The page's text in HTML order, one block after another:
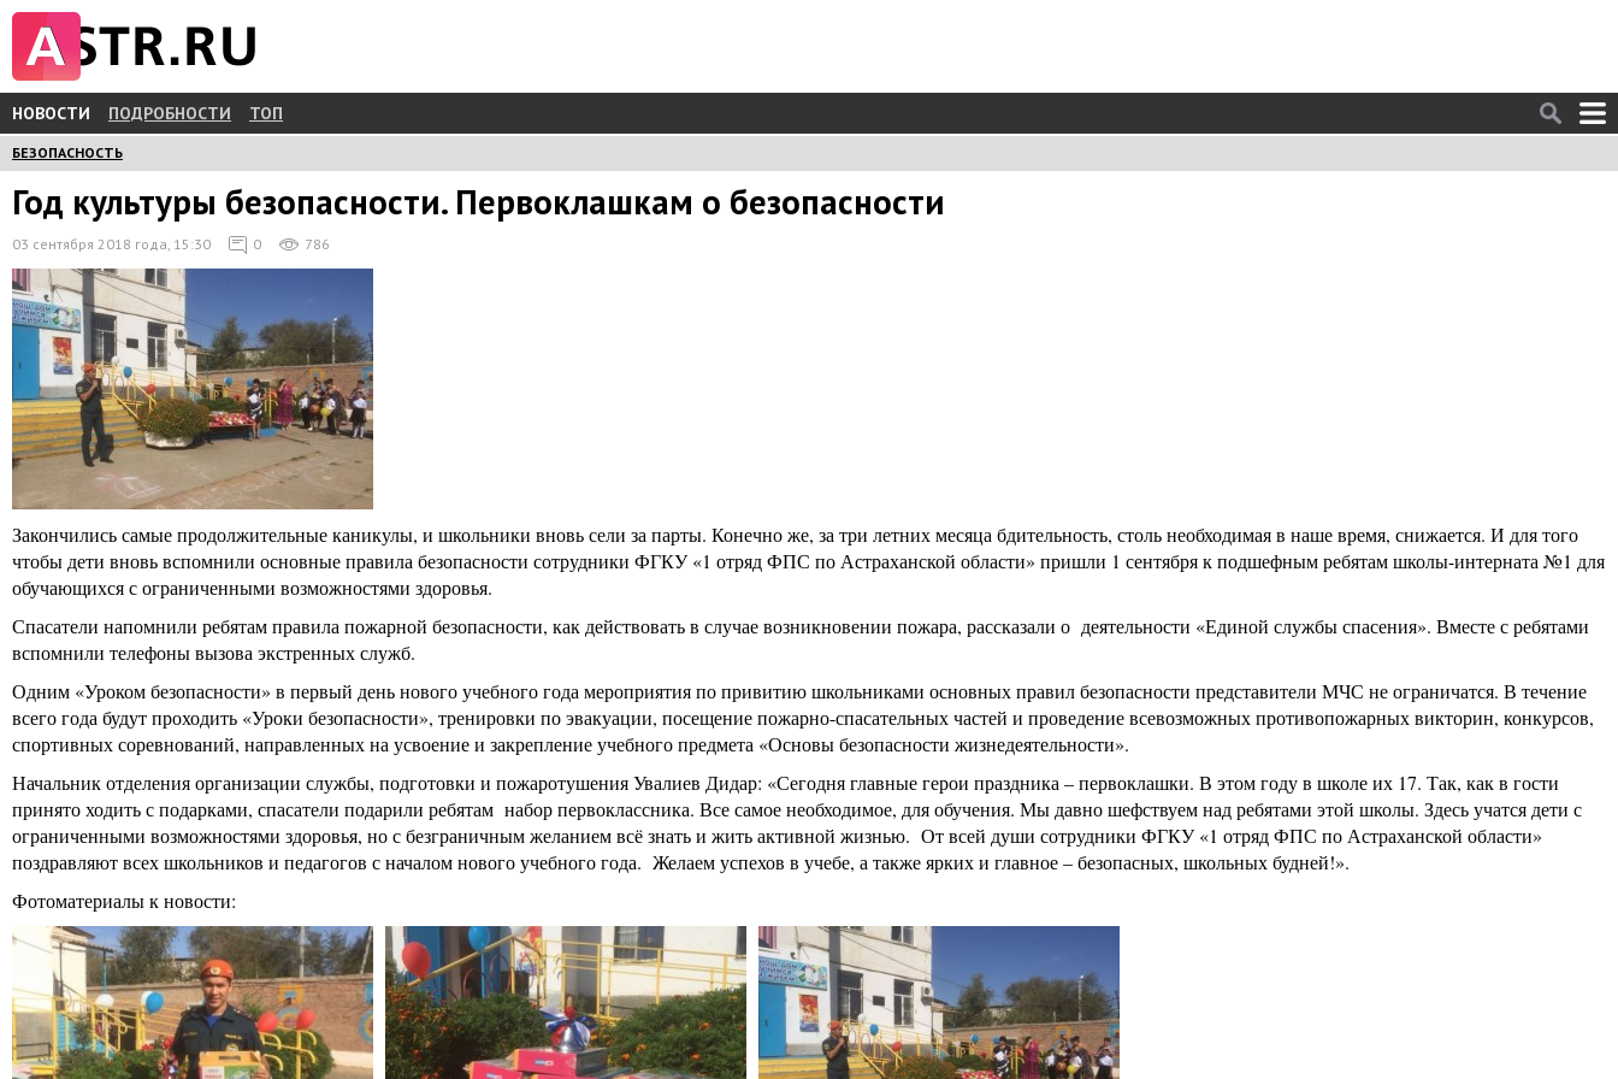
НОВОСТИ ПОДРОБНОСТИ ТОП
БЕЗОПАСНОСТЬ
Год культуры безопасности. Первоклашкам о безопасности
03 сентября 2018 года, 15:30 0 786
Закончились самые продолжительные каникулы, и школьники вновь сели за парты. Конечно же, за три летних месяца бдительность, столь необходимая в наше время, снижается. И для того
чтобы дети вновь вспомнили основные правила безопасности сотрудники ФГКУ «1 отряд ФПС по Астраханской области» пришли 1 сентября к подшефным ребятам школы-интерната №1 для
обучающихся с ограниченными возможностями здоровья.
Спасатели напомнили ребятам правила пожарной безопасности, как действовать в случае возникновении пожара, рассказали о деятельности «Единой службы спасения». Вместе с ребятами
вспомнили телефоны вызова экстренных служб.
Одним «Уроком безопасности» в первый день нового учебного года мероприятия по привитию школьниками основных правил безопасности представители МЧС не ограничатся. В течение
всего года будут проходить «Уроки безопасности», тренировки по эвакуации, посещение пожарно-спасательных частей и проведение всевозможных противопожарных викторин, конкурсов,
спортивных соревнований, направленных на усвоение и закрепление учебного предмета «Основы безопасности жизнедеятельности».
Начальник отделения организации службы, подготовки и пожаротушения Увалиев Дидар: «Сегодня главные герои праздника – первоклашки. В этом году в школе их 17. Так, как в гости
принято ходить с подарками, спасатели подарили ребятам набор первоклассника. Все самое необходимое, для обучения. Мы давно шефствуем над ребятами этой школы. Здесь учатся дети с
ограниченными возможностями здоровья, но с безграничным желанием всё знать и жить активной жизнью. От всей души сотрудники ФГКУ «1 отряд ФПС по Астраханской области»
поздравляют всех школьников и педагогов с началом нового учебного года. Желаем успехов в учебе, а также ярких и главное – безопасных, школьных будней!».
Фотоматериалы к новости: